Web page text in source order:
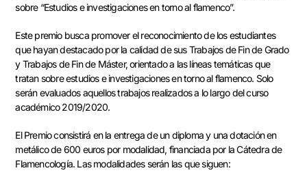
sobre “Estudios e investigaciones en torno al flamenco”.
Este premio busca promover el reconocimiento de los estudiantes
que hayan destacado por la calidad de sus Trabajos de Fin de Grado
y Trabajos de Fin de Máster, orientado a las líneas temáticas que
tratan sobre estudios e investigaciones en torno al flamenco. Solo
serán evaluados aquellos trabajos realizados a lo largo del curso
académico 2019/2020.
El Premio consistirá en la entrega de un diploma y una dotación en
metálico de 600 euros por modalidad, financiada por la Cátedra de
Flamencología. Las modalidades serán las que siguen: